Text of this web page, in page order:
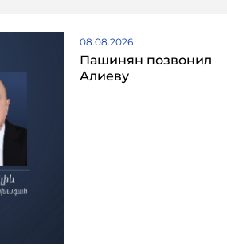
08.08.2026
Пашинян позвонил
Алиеву